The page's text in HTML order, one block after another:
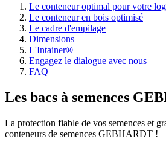
Le conteneur optimal pour votre
Le conteneur en bois optimisé
Le cadre d'empilage
Dimensions
L'Intainer®
Engagez le dialogue avec nous
FAQ
Les bacs à semences
La protection fiable de vos semences et
conteneurs de semences GEBHARDT !